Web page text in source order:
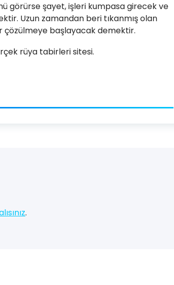
görürse şayet, işleri kumpasa girecek ve
Uzun zamandan beri tıkanmış olan
çözülmeye başlayacak demektir.
rüya tabirleri sitesi.
.